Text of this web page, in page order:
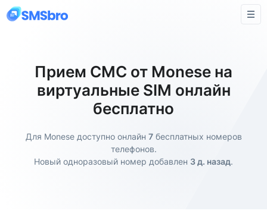
Прием СМС от Monese на
виртуальные SIM онлайн
бесплатно
Для Monese доступно онлайн 7бесплатных номеров
телефонов.
Новый одноразовый номер добавлен 3 д. назад.